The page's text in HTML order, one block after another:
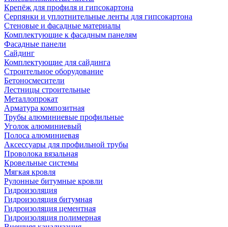
Крепёж для профиля и гипсокартона
Серпянки и уплотнительные ленты для гипсокартона
Стеновые и фасадные материалы
Комплектующие к фасадным панелям
Фасадные панели
Сайдинг
Комплектующие для сайдинга
Строительное оборудование
Бетоносмесители
Лестницы строительные
Металлопрокат
Арматура композитная
Трубы алюминиевые профильные
Уголок алюминиевый
Полоса алюминиевая
Аксессуары для профильной трубы
Проволока вязальная
Кровельные системы
Мягкая кровля
Рулонные битумные кровли
Гидроизоляция
Гидроизоляция битумная
Гидроизоляция цементная
Гидроизоляция полимерная